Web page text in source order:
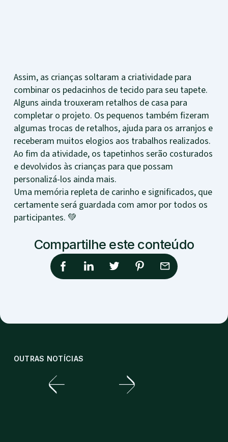
Assim, as crianças soltaram a criatividade para
combinar os pedacinhos de tecido para seu tapete.
Alguns ainda trouxeram retalhos de casa para
completar o projeto. Os pequenos também fizeram
algumas trocas de retalhos, ajuda para os arranjos e
receberam muitos elogios aos trabalhos realizados.
Ao fim da atividade, os tapetinhos serão costurados
e devolvidos às crianças para que possam
personalizá-los ainda mais.
Uma memória repleta de carinho e significados, que
certamente será guardada com amor por todos os
participantes. 💚
Compartilhe este conteúdo
OUTRAS NOTÍCIAS